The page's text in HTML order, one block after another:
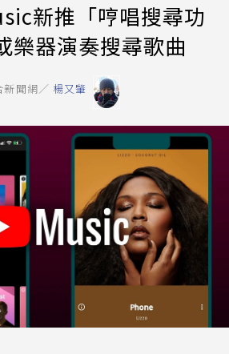
新推「哼唱搜尋功
樂器演奏搜尋歌曲
新聞網／ 楊又肇